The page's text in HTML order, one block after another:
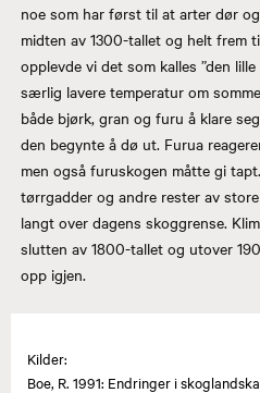
noe som har først til at arter dør
midten av 1300-tallet og helt frem
opplevde vi det som kalles ”den
særlig lavere temperatur om
både bjørk, gran og furu å klare
den begynte å dø ut. Furua
men også furuskogen måtte gi
tørrgadder og andre rester av
langt over dagens skoggrense.
slutten av 1800-tallet og utover
opp igjen.
Kilder:
Boe, R. 1991: Endringer i